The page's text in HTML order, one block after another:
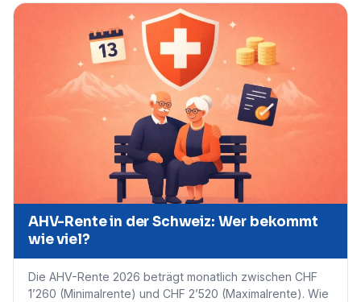
AHV-Rente in der Schweiz: Wer bekommt
wie viel?
Die AHV-Rente 2026 beträgt monatlich zwischen CHF
1’260 (Minimalrente) und CHF 2’520 (Maximalrente). Wie